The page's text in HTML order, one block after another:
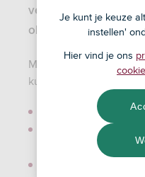
vergeleken met
obligaties.
Met beleggen loop je
kunt je inleg of een
De
Het duurzaam
Beleggingsfonds
Je kunt je keuze
instellen'
Hier vind je ons